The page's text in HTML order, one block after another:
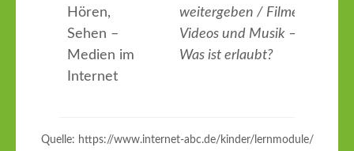
Hören,
Sehen –
Medien im
Internet
weitergeben / Filme,
Videos und Musik –
Was ist erlaubt?
Quelle: https://www.internet-abc.de/kinder/lernmodule/